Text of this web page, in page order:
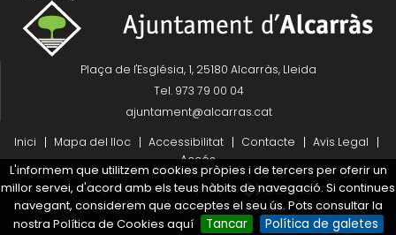
Plaça de l'Església, 1, 25180 Alcarràs, Lleida
Tel. 973 79 00 04
ajuntament@alcarras.cat
Inici
Mapa del lloc Accessibilitat Contacte
Avis Legal
Accés
Projecte desenvolupat per
L'informem que utilitzem cookies pròpies i de tercers per oferir un
millor servei, d'acord amb els teus hàbits de navegació. Si continues
navegant, considerem que acceptes el seu ús. Pots consultar la
nostra Política de Cookies aquí
Tancar Política de galetes